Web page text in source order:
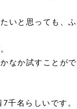
いと思っても、
なか試すことが
千名らしいです。